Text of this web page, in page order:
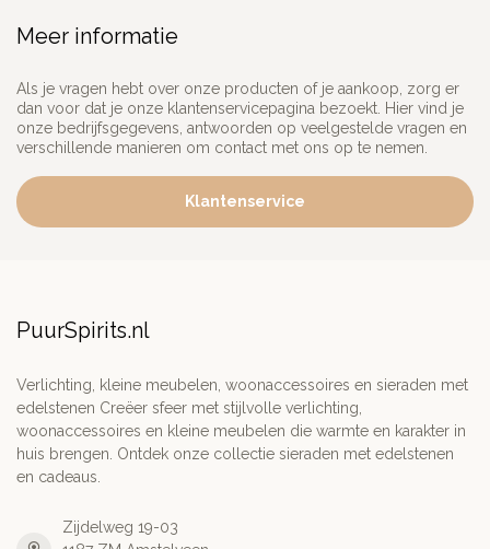
Meer informatie
Als je vragen hebt over onze producten of je aankoop, zorg er
dan voor dat je onze klantenservicepagina bezoekt. Hier vind je
onze bedrijfsgegevens, antwoorden op veelgestelde vragen en
verschillende manieren om contact met ons op te nemen.
Klantenservice
PuurSpirits.nl
Verlichting, kleine meubelen, woonaccessoires en sieraden met
edelstenen Creëer sfeer met stijlvolle verlichting,
woonaccessoires en kleine meubelen die warmte en karakter in
huis brengen. Ontdek onze collectie sieraden met edelstenen
en cadeaus.
Zijdelweg 19-03